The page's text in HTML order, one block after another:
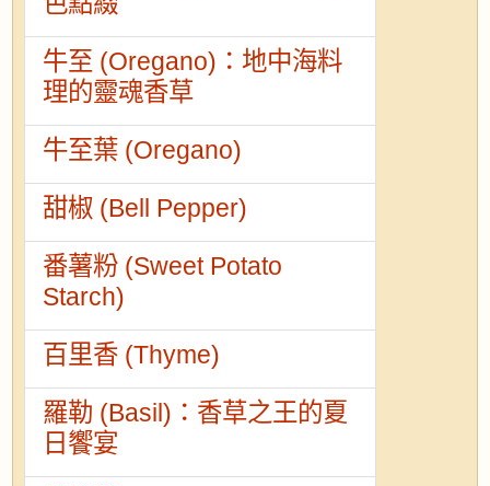
牛至 (Oregano)：地中海料
理的靈魂香草
牛至葉 (Oregano)
甜椒 (Bell Pepper)
番薯粉 (Sweet Potato
Starch)
百里香 (Thyme)
羅勒 (Basil)：香草之王的夏
日饗宴